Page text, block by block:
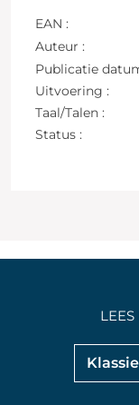
EAN :
Auteur :
Publicatie
Uitvoering :
Taal/Talen :
Status :